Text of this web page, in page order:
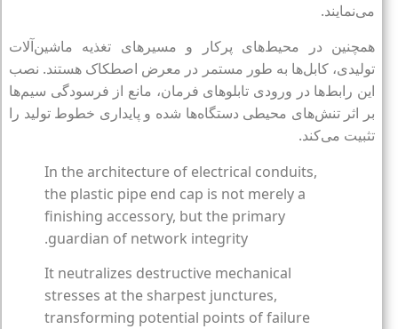
می‌نمایند.
همچنین در محیط‌های پرکار و مسیرهای تغذیه ماشین‌آلات
تولیدی، کابل‌ها به طور مستمر در معرض اصطکاک هستند. نصب
این رابط‌ها در ورودی تابلوهای فرمان، مانع از فرسودگی سیم‌ها
بر اثر تنش‌های محیطی دستگاه‌ها شده و پایداری خطوط تولید را
تثبیت می‌کند.
In the architecture of electrical conduits,
the plastic pipe end cap is not merely a
finishing accessory, but the primary
guardian of network integrity.
It neutralizes destructive mechanical
stresses at the sharpest junctures,
transforming potential points of failure